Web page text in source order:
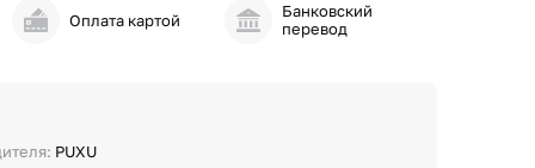
Оплата картой
Банковский
перевод
PUXU